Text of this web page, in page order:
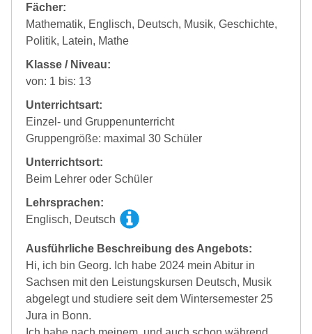
Fächer:
Mathematik, Englisch, Deutsch, Musik, Geschichte,
Politik, Latein, Mathe
Klasse / Niveau:
von: 1 bis: 13
Unterrichtsart:
Einzel- und Gruppenunterricht
Gruppengröße: maximal 30 Schüler
Unterrichtsort:
Beim Lehrer oder Schüler
Lehrsprachen:
Englisch, Deutsch
Ausführliche Beschreibung des Angebots:
Hi, ich bin Georg. Ich habe 2024 mein Abitur in
Sachsen mit den Leistungskursen Deutsch, Musik
abgelegt und studiere seit dem Wintersemester 25
Jura in Bonn.